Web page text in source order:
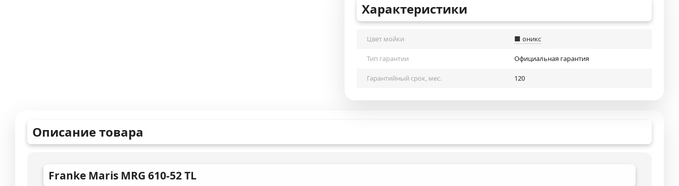
Характеристики
Цвет мойки ⬛ оникс
Тип гарантии Официальная гарантия
Гарантийный срок, мес. 120
Описание товара
Franke Maris MRG 610-52 TL